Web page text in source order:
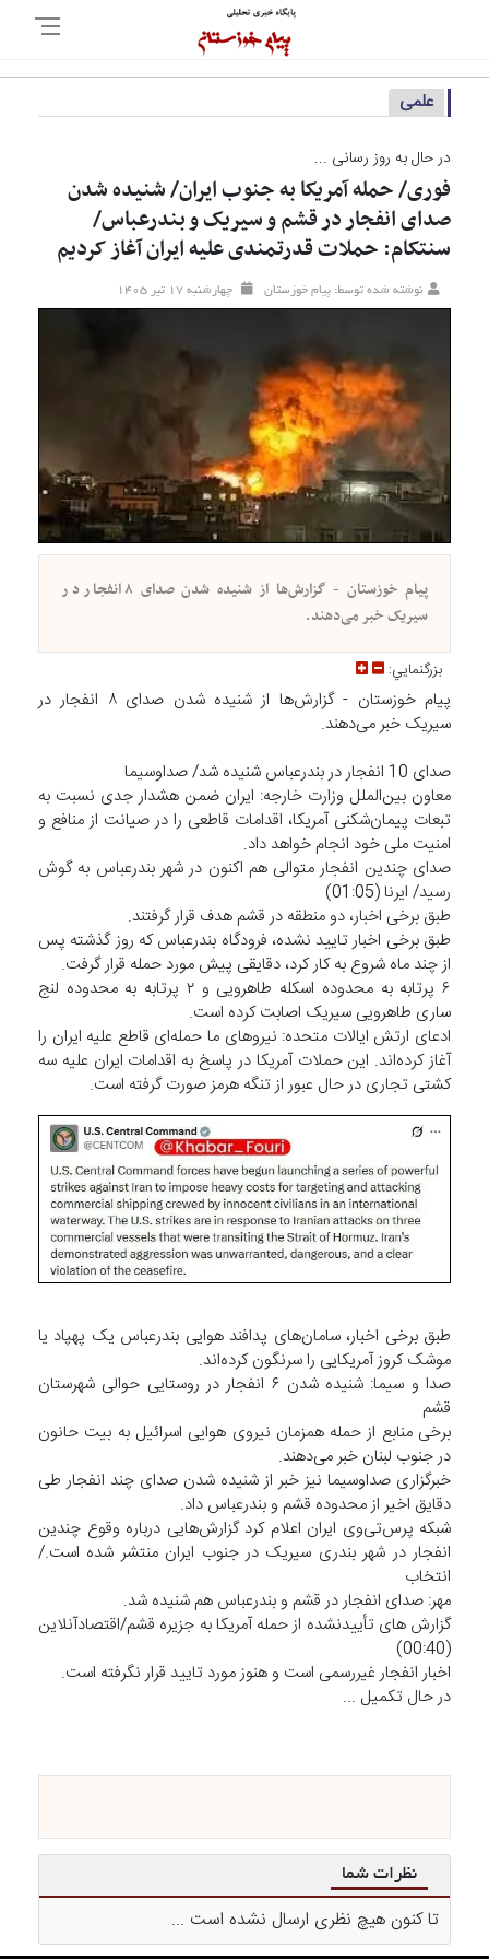
علمی
در حال به روز رسانی ...
فوری/ حمله آمریکا به جنوب ایران/ شنیده شدن
صدای انفجار در قشم و سیریک و بندرعباس/
سنتکام: حملات قدرتمندی علیه ایران آغاز کردیم
نوشته شده توسط: پیام خوزستان چهارشنبه ۱۷ تير ۱۴۰۵
پیام خوزستان - گزارش‌ها از شنیده شدن صدای ۸ انفجار در
سیریک خبر می‌دهند.
بزرگنمايي:
پیام خوزستان - گزارش‌ها از شنیده شدن صدای ۸ انفجار در
سیریک خبر می‌دهند.
صدای 10 انفجار در بندرعباس شنیده شد/ صداوسیما
معاون بین‌الملل وزارت خارجه: ایران ضمن هشدار جدی نسبت به
تبعات پیمان‌شکنی‌ آمریکا، اقدامات قاطعی را در صیانت از منافع و
امنیت ملی خود انجام خواهد داد.
صدای چندین انفجار متوالی هم اکنون در شهر بندرعباس به گوش
رسید/ ایرنا (01:05)
طبق برخی اخبار، دو منطقه در قشم هدف قرار گرفتند.
طبق برخی اخبار تایید نشده، فرودگاه بندرعباس که روز گذشته پس
از چند ماه شروع به کار کرد، دقایقی پیش مورد حمله قرار گرفت.
۶ پرتابه به محدوده اسکله طاهرویی و ۲ پرتابه به محدوده لنج
ساری طاهرویی سیریک اصابت کرده است.
ادعای ارتش ایالات متحده: نیروهای ما حمله‌ای قاطع علیه ایران را
آغاز کرده‌اند. این حملات آمریکا در پاسخ به اقدامات ایران علیه سه
کشتی تجاری در حال عبور از تنگه هرمز صورت گرفته است.
طبق برخی اخبار، سامان‌های پدافند هوایی بندرعباس یک پهپاد یا
موشک کروز آمریکایی را سرنگون کرده‌اند.
صدا و سیما: شنیده شدن ۶ انفجار در روستایی حوالی شهرستان
قشم
برخی منابع از حمله همزمان نیروی هوایی اسرائیل به بیت حانون
در جنوب لبنان خبر می‌دهند.
خبرگزاری صداوسیما نیز خبر از شنیده شدن صدای چند انفجار طی
دقایق اخیر از محدوده قشم و بندرعباس داد.
شبکه پرس‌تی‌وی ایران اعلام کرد گزارش‌هایی درباره وقوع چندین
انفجار در شهر بندری سیریک در جنوب ایران منتشر شده است./
انتخاب
مهر: صدای انفجار در قشم و بندرعباس هم شنیده شد.
گزارش های تأییدنشده از حمله آمریکا به جزیره قشم/اقتصادآنلاین
(00:40)
اخبار انفجار غیررسمی است و هنوز مورد تایید قرار نگرفته است.
در حال تکمیل ...
نظرات شما
تا کنون هیچ نظری ارسال نشده است ...